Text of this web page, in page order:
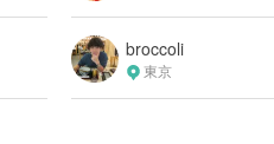
broccoli
東京